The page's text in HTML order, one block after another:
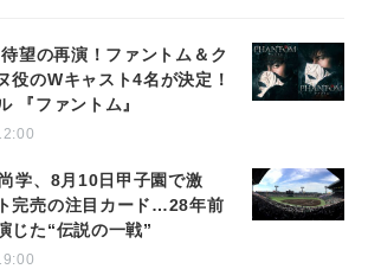
望の再演！ファントム＆ク
役のWキャスト4名が決定！
『ファントム』
学、8月10日甲子園で激
完売の注目カード…28年前
じた“伝説の一戦”